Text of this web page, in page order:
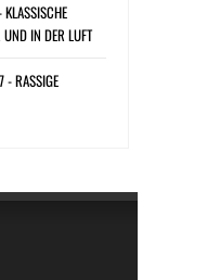
IN DER LUFT
- RASSIGE